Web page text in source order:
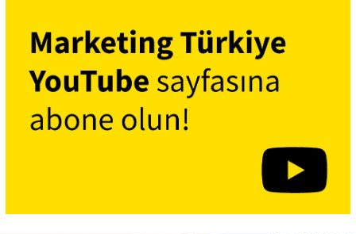
Dergiler
Etkinlikler